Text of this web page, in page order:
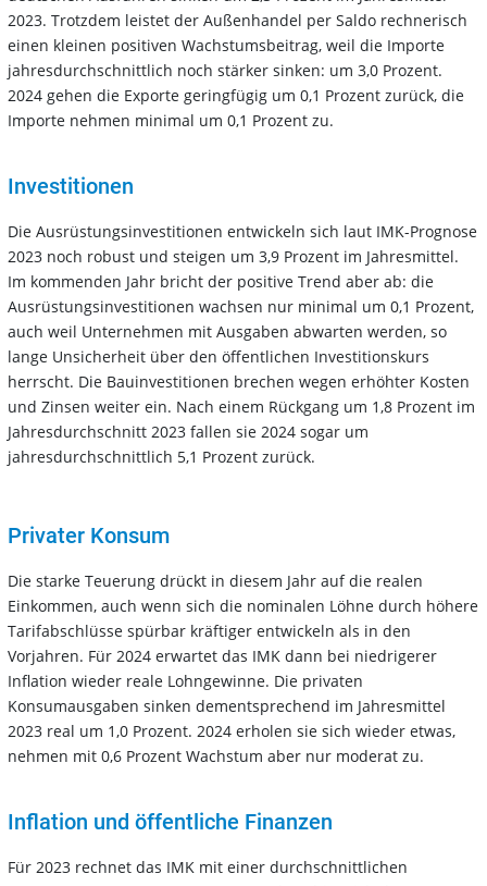
2023. Trotzdem leistet der Außenhandel per Saldo rechnerisch
einen kleinen positiven Wachstumsbeitrag, weil die Importe
jahresdurchschnittlich noch stärker sinken: um 3,0 Prozent.
2024 gehen die Exporte geringfügig um 0,1 Prozent zurück, die
Importe nehmen minimal um 0,1 Prozent zu.
Investitionen
Die Ausrüstungsinvestitionen entwickeln sich laut IMK-Prognose
2023 noch robust und steigen um 3,9 Prozent im Jahresmittel.
Im kommenden Jahr bricht der positive Trend aber ab: die
Ausrüstungsinvestitionen wachsen nur minimal um 0,1 Prozent,
auch weil Unternehmen mit Ausgaben abwarten werden, so
lange Unsicherheit über den öffentlichen Investitionskurs
herrscht. Die Bauinvestitionen brechen wegen erhöhter Kosten
und Zinsen weiter ein. Nach einem Rückgang um 1,8 Prozent im
Jahresdurchschnitt 2023 fallen sie 2024 sogar um
jahresdurchschnittlich 5,1 Prozent zurück.
Privater Konsum
Die starke Teuerung drückt in diesem Jahr auf die realen
Einkommen, auch wenn sich die nominalen Löhne durch höhere
Tarifabschlüsse spürbar kräftiger entwickeln als in den
Vorjahren. Für 2024 erwartet das IMK dann bei niedrigerer
Inflation wieder reale Lohngewinne. Die privaten
Konsumausgaben sinken dementsprechend im Jahresmittel
2023 real um 1,0 Prozent. 2024 erholen sie sich wieder etwas,
nehmen mit 0,6 Prozent Wachstum aber nur moderat zu.
Inflation und öffentliche Finanzen
Für 2023 rechnet das IMK mit einer durchschnittlichen